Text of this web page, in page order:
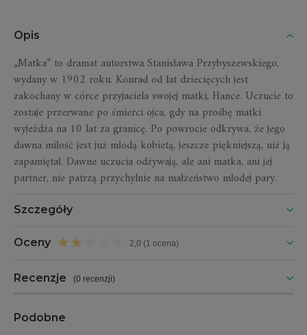
Opis
„Matka” to dramat autorstwa Stanisława Przybyszewskiego,
wydany w 1902 roku. Konrad od lat dziecięcych jest
zakochany w córce przyjaciela swojej matki, Hance. Uczucie to
zostaje przerwane po śmierci ojca, gdy na prośbę matki
wyjeżdża na 10 lat za granicę. Po powrocie odkrywa, że jego
dawna miłość jest już młodą kobietą, jeszcze piękniejszą, niż ją
zapamiętał. Dawne uczucia odżywają, ale ani matka, ani jej
partner, nie patrzą przychylnie na małżeństwo młodej pary.
Szczegóły
Oceny 2,0 (1 ocena)
Recenzje (0 recenzji)
Podobne